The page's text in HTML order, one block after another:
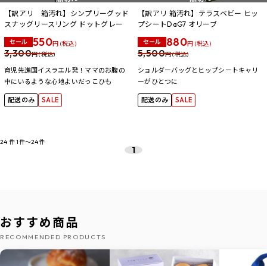
【訳アリ 箱汚れ】シンプリーグッド
スナッグリースリング ドットグレー
セール 550円 (税込)
3,300円 (税込)
育児先進国イスラエル発！ママのお腹の
中にいるような心地よいだっこひも
配送のみ SALE
【訳アリ 箱汚れ】テラスベビー ヒッ
プシートDaG7 オリーブ
セール 880円 (税込)
5,500円 (税込)
ショルダーバッグとヒップシートキャリ
ーがひとつに
配送のみ SALE
24 件1件～24件
1
おすすめ商品
RECOMMENDED PRODUCTS